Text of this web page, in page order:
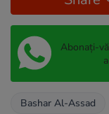
Abonați-
Bashar Al-Assad